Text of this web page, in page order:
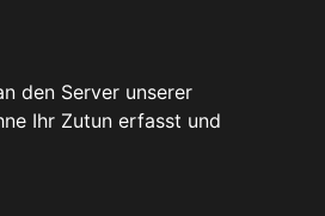
den Server unserer
Ihr Zutun erfasst und